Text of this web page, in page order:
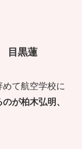
目黒蓮
めて航空学校に
が柏木弘明、